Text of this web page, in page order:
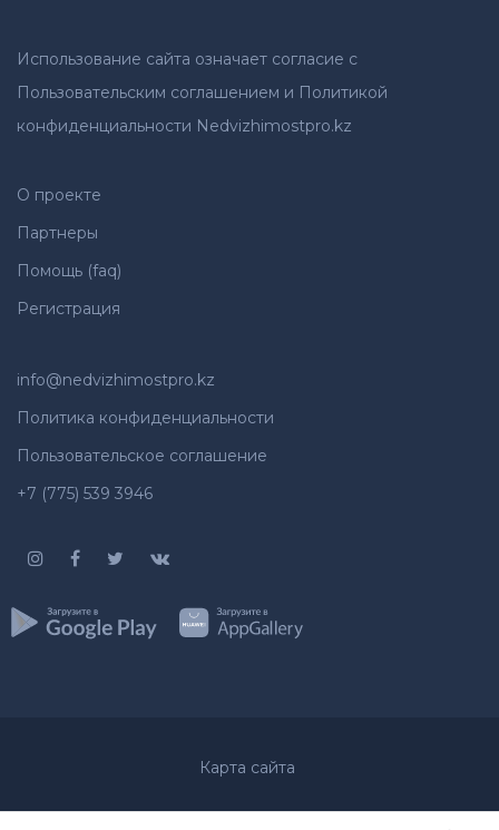
Использование сайта означает согласие с
Пользовательским соглашением и Политикой
конфиденциальности Nedvizhimostpro.kz
О проекте
Партнеры
Помощь (faq)
Регистрация
info@nedvizhimostpro.kz
Политика конфиденциальности
Пользовательское соглашение
+7 (775) 539 3946
Карта сайта
© 2012-2026НедвижимостьВсе права защищены